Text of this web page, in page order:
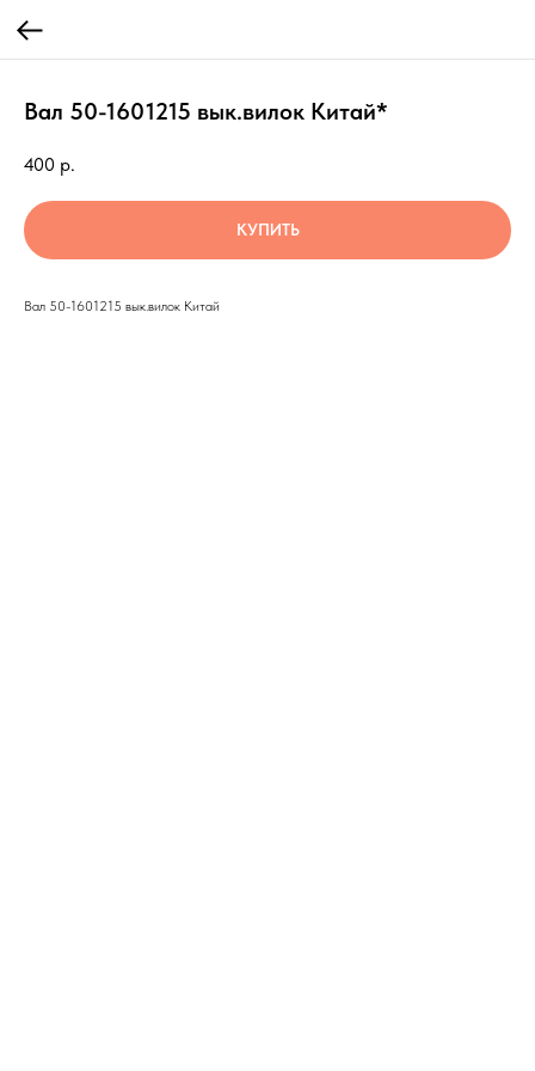
Вал 50-1601215 вык.вилок Китай*
400 р.
КУПИТЬ
Вал 50-1601215 вык.вилок Китай